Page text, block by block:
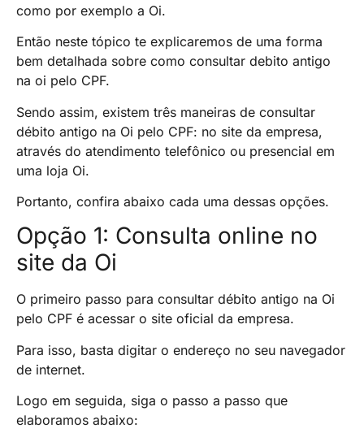
como por exemplo a Oi.
Então neste tópico te explicaremos de uma forma
bem detalhada sobre como consultar debito antigo
na oi pelo CPF.
Sendo assim, existem três maneiras de consultar
débito antigo na Oi pelo CPF: no site da empresa,
através do atendimento telefônico ou presencial em
uma loja Oi.
Portanto, confira abaixo cada uma dessas opções.
Opção 1: Consulta online no
site da Oi
O primeiro passo para consultar débito antigo na Oi
pelo CPF é acessar o site oficial da empresa.
Para isso, basta digitar o endereço no seu navegador
de internet.
Logo em seguida, siga o passo a passo que
elaboramos abaixo: